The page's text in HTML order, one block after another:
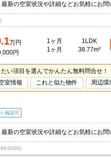
新の空室状況や詳細などお気軽にお問
万円
円
1ヶ月
1ヶ月
1LDK
38.77m²
い項目を選んでかんたん無料問合せ！
室情報 これと似た物件 周辺環
相談可
新の空室状況や詳細などお気軽にお問
9006)